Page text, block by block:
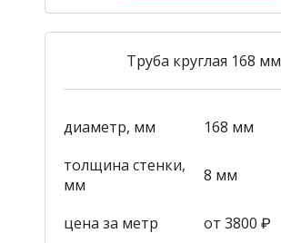
Труба круглая 168 мм
диаметр, мм
168 мм
толщина стенки,
мм
8 мм
цена за метр от 3800 ₽